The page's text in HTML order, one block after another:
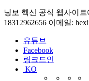
닝보 헥신 공식 웹사이
18312962656 이메일:
유튜브
Facebook
링크드인
KO